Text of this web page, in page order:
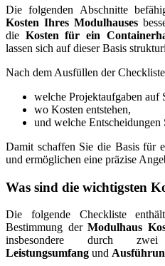
Die folgenden Abschnitte
Kosten Ihres Modulhauses
die Kosten für ein
lassen sich auf dieser Basis
Nach dem Ausfüllen der
welche Projektaufgaben auf
wo Kosten entstehen,
und welche
Damit schaffen Sie die Basis für
und ermöglichen eine präzise
Was sind die wichtigsten
Die folgende Checkliste
Bestimmung der Modulhaus
insbesondere durch zwei
Leistungsumfang und